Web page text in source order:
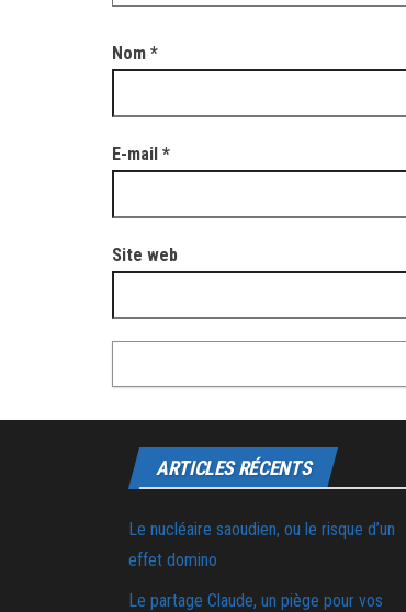
Nom *
E-mail *
Site web
ARTICLES RÉCENTS
Le nucléaire saoudien, ou le risque d’un
effet domino
Le partage Claude, un piège pour vos